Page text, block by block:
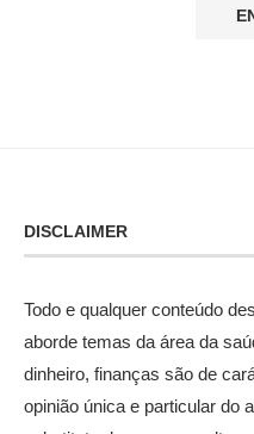
DISCLAIMER
Todo e qualquer conteúdo
aborde temas da área da
dinheiro, finanças são de
opinião única e particular do